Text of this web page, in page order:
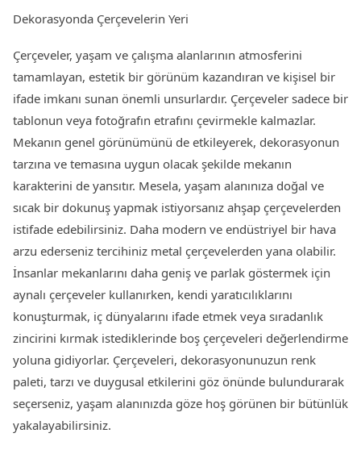
Dekorasyonda Çerçevelerin Yeri
Çerçeveler, yaşam ve çalışma alanlarının atmosferini
tamamlayan, estetik bir görünüm kazandıran ve kişisel bir
ifade imkanı sunan önemli unsurlardır. Çerçeveler sadece bir
tablonun veya fotoğrafın etrafını çevirmekle kalmazlar.
Mekanın genel görünümünü de etkileyerek, dekorasyonun
tarzına ve temasına uygun olacak şekilde mekanın
karakterini de yansıtır. Mesela, yaşam alanınıza doğal ve
sıcak bir dokunuş yapmak istiyorsanız ahşap çerçevelerden
istifade edebilirsiniz. Daha modern ve endüstriyel bir hava
arzu ederseniz tercihiniz metal çerçevelerden yana olabilir.
İnsanlar mekanlarını daha geniş ve parlak göstermek için
aynalı çerçeveler kullanırken, kendi yaratıcılıklarını
konuşturmak, iç dünyalarını ifade etmek veya sıradanlık
zincirini kırmak istediklerinde boş çerçeveleri değerlendirme
yoluna gidiyorlar. Çerçeveleri, dekorasyonunuzun renk
paleti, tarzı ve duygusal etkilerini göz önünde bulundurarak
seçerseniz, yaşam alanınızda göze hoş görünen bir bütünlük
yakalayabilirsiniz.